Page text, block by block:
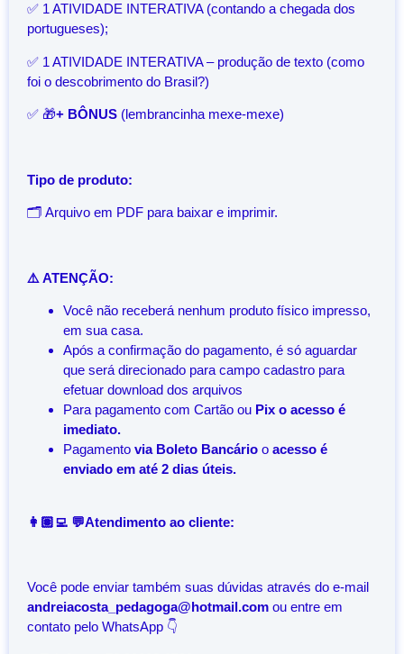
✅ 1 ATIVIDADE INTERATIVA (contando a chegada dos
portugueses);
✅ 1 ATIVIDADE INTERATIVA – produção de texto (como
foi o descobrimento do Brasil?)
✅ 🎁+ BÔNUS (lembrancinha mexe-mexe)
Tipo de produto:
🗂️ Arquivo em PDF para baixar e imprimir.
⚠️ ATENÇÃO:
Você não receberá nenhum produto físico impresso,
em sua casa.
Após a confirmação do pagamento, é só aguardar
que será direcionado para campo cadastro para
efetuar download dos arquivos
Para pagamento com Cartão ou Pix o acesso é
imediato.
Pagamento via Boleto Bancário o acesso é
enviado em até 2 dias úteis.
👩🏽‍💻 💬Atendimento ao cliente:
Você pode enviar também suas dúvidas através do e-mail
andreiacosta_pedagoga@hotmail.com ou entre em
contato pelo WhatsApp 👇